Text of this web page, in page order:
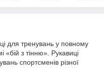
для тренувань у повному
«бій з тінню». Рукавиці
спортсменів різної